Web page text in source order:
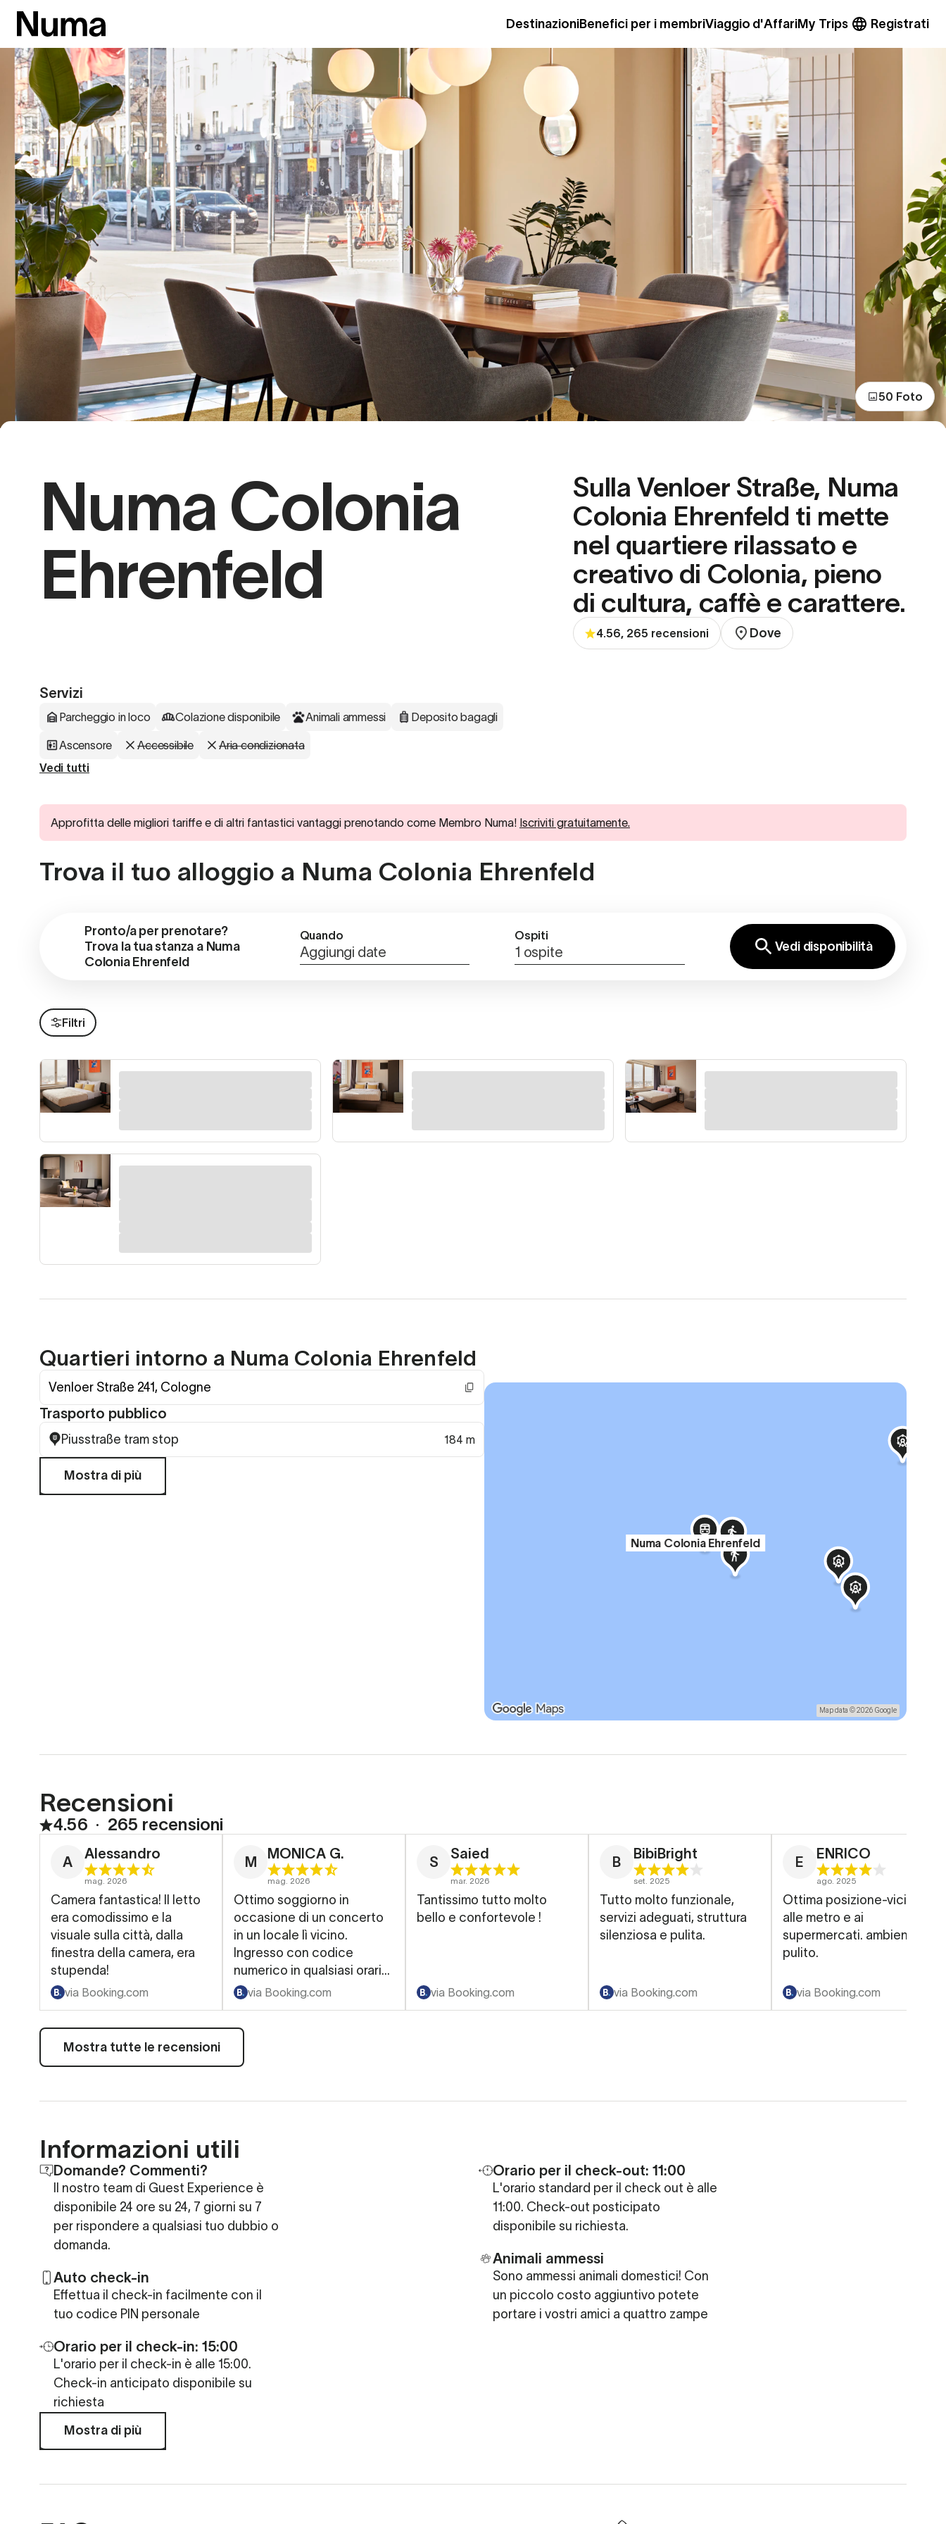
DestinazioniBenefici per i membriViaggio d'AffariMy Trips Registrati
50 Foto
Numa Colonia
Ehrenfeld
Sulla Venloer Straße, Numa
Colonia Ehrenfeld ti mette
nel quartiere rilassato e
creativo di Colonia, pieno
di cultura, caffè e carattere.
4.56, 265 recensioni Dove
Servizi
Parcheggio in loco Colazione disponibile Animali ammessi Deposito bagagli
Ascensore Accessibile
Aria condizionata
Vedi tutti
Approfitta delle migliori tariffe e di altri fantastici vantaggi prenotando come Membro Numa! Iscriviti gratuitamente.
Trova il tuo alloggio a Numa Colonia Ehrenfeld
Pronto/a per prenotare?
Trova la tua stanza a Numa
Colonia Ehrenfeld
Quando
Aggiungi date
Ospiti
1 ospite Vedi disponibilità
Filtri
Quartieri intorno a Numa Colonia Ehrenfeld
Venloer Straße 241, Cologne
Trasporto pubblico
Piusstraße tram stop 184 m
Mostra di più
Numa Colonia Ehrenfeld
Map data © 2026 Google
Recensioni
4.56 ∙ 265 recensioni
A
Alessandro
mag. 2026
Camera fantastica! Il letto
era comodissimo e la
visuale sulla città, dalla
finestra della camera, era
stupenda!
via Booking.com
M
MONICA G.
mag. 2026
Ottimo soggiorno in
occasione di un concerto
in un locale lì vicino.
Ingresso con codice
numerico in qualsiasi orario
Camera spaziosa e pulita
via Booking.com
S
Saied
mar. 2026
Tantissimo tutto molto
bello e confortevole !
via Booking.com
B
BibiBright
set. 2025
Tutto molto funzionale,
servizi adeguati, struttura
silenziosa e pulita.
via Booking.com
E
ENRICO
ago. 2025
Ottima posizione-vicino
alle metro e ai
supermercati. ambiente
pulito.
via Booking.com
Mostra tutte le recensioni
Informazioni utili
Domande? Commenti?
Il nostro team di Guest Experience è
disponibile 24 ore su 24, 7 giorni su 7
per rispondere a qualsiasi tuo dubbio o
domanda.
Auto check-in
Effettua il check-in facilmente con il
tuo codice PIN personale
Orario per il check-in: 15:00
L'orario per il check-in è alle 15:00.
Check-in anticipato disponibile su
richiesta
Orario per il check-out: 11:00
L'orario standard per il check out è alle
11:00. Check-out posticipato
disponibile su richiesta.
Animali ammessi
Sono ammessi animali domestici! Con
un piccolo costo aggiuntivo potete
portare i vostri amici a quattro zampe
Mostra di più